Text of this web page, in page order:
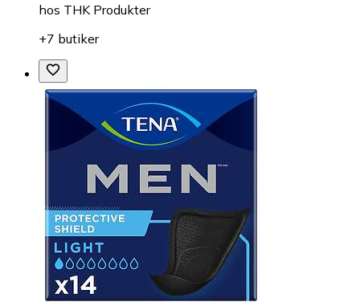
hos THK Produkter
+7 butiker